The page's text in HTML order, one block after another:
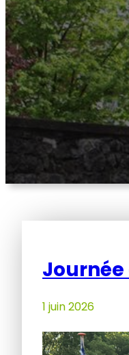
Journée
1 juin 2026